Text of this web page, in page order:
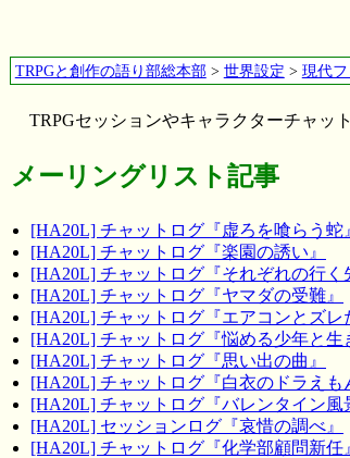
TRPGと創作の語り部総本部> 世界設定 > 現代
TRPGセッションやキャラクターチャッ
メーリングリスト記事
[HA20L] チャットログ『虚ろを喰らう蛇
[HA20L] チャットログ『楽園の誘い』
[HA20L] チャットログ『それぞれの行く
[HA20L] チャットログ『ヤマダの受難』
[HA20L] チャットログ『エアコンとズレ
[HA20L] チャットログ『悩める少年と生
[HA20L] チャットログ『思い出の曲』
[HA20L] チャットログ『白衣のドラえも
[HA20L] チャットログ『バレンタイン風
[HA20L] セッションログ『哀惜の調べ』
[HA20L] チャットログ『化学部顧問新任